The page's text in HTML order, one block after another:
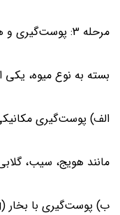
مرحله 3: پوست‌گیری و هسته‌گیری
بسته به نوع میوه،
الف) پوست‌گیری
مانند هویج، سیب،
ب) پوست‌گیری با بخار (Steam Peeling)